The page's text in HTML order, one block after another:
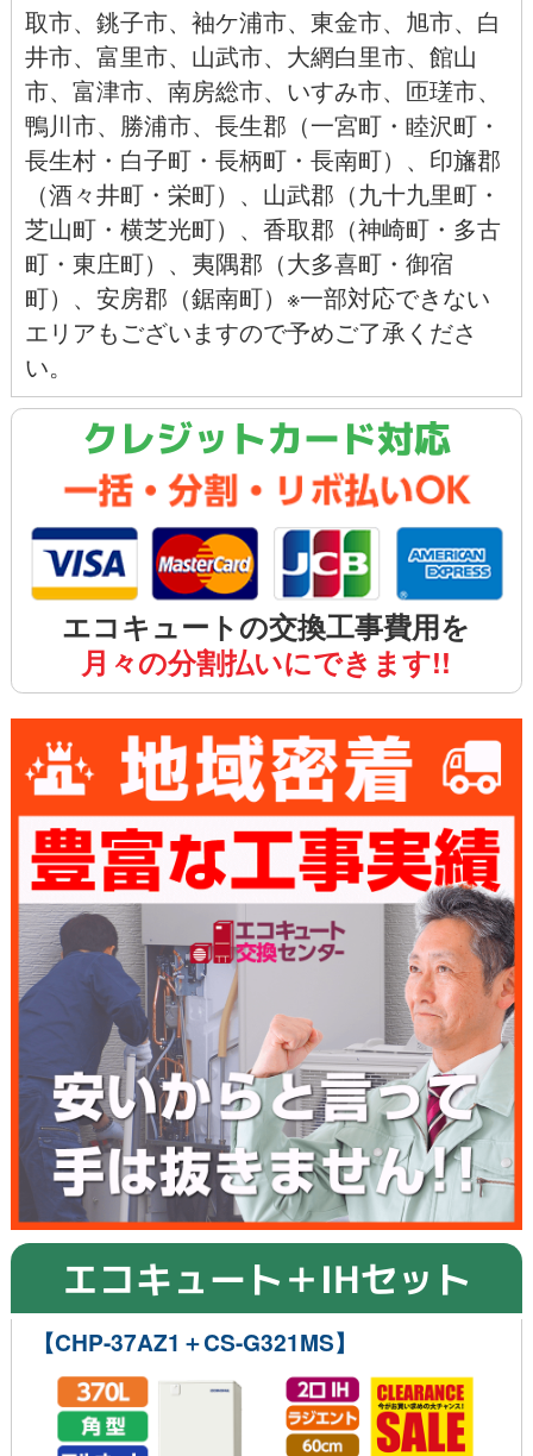
取市、 銚子市、 袖ケ浦市、 東金市、 旭市、 白
井市、 富里市、 山武市、 大網白里市、 館山
市、 富津市、 南房総市、 いすみ市、 匝瑳市、
鴨川市、 勝浦市、長生郡（一宮町・睦沢町・
長生村・白子町・長柄町・長南町）、印旛郡
（酒々井町・栄町）、山武郡（九十九里町・
芝山町・横芝光町）、香取郡（神崎町・多古
町・東庄町）、夷隅郡（大多喜町・御宿
町）、安房郡（鋸南町）※一部対応できない
エリアもございますので予めご了承くださ
い。
クレジットカード対応
エコキュートの交換工事費用を
月々の分割払いにできます!!
エコキュート＋IHセット
【CHP-37AZ1＋CS-G321MS】